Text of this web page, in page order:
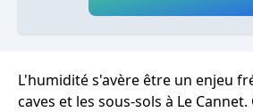
L'humidité s'avère être un enjeu
caves et les sous-sols à Le